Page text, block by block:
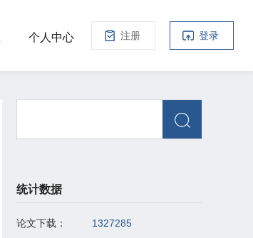
注册 登录
个人中心
统计数据
论文下载：
1327285